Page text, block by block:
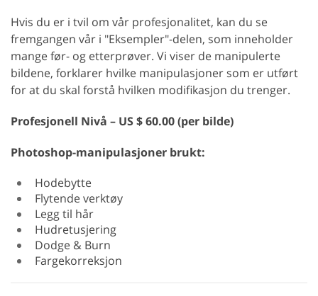
Hvis du er i tvil om vår profesjonalitet, kan du se
fremgangen vår i "Eksempler"-delen, som inneholder
mange før- og etterprøver. Vi viser de manipulerte
bildene, forklarer hvilke manipulasjoner som er utført
for at du skal forstå hvilken modifikasjon du trenger.
Profesjonell Nivå – US $ 60.00 (per bilde)
Photoshop-manipulasjoner brukt:
Hodebytte
Flytende verktøy
Legg til hår
Hudretusjering
Dodge & Burn
Fargekorreksjon